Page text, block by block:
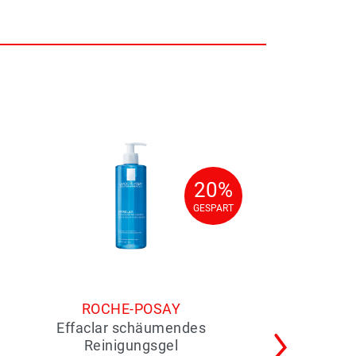
20%
GESPART
20%
GESPART
ROCHE-POSAY
Effaclar schäumendes
Reinigungsgel